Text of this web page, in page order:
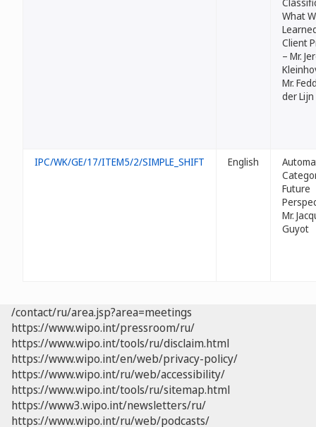
What
Client
– Mr.
Mr.
der Lijn
IPC/WK/GE/17/ITEM5/2/SIMPLE_SHIFT English
Future
Mr.
Guyot
/contact/ru/area.jsp?area=meetings
https://www.wipo.int/pressroom/ru/
https://www.wipo.int/tools/ru/disclaim.html
https://www.wipo.int/en/web/privacy-policy/
https://www.wipo.int/ru/web/accessibility/
https://www.wipo.int/tools/ru/sitemap.html
https://www3.wipo.int/newsletters/ru/
https://www.wipo.int/ru/web/podcasts/